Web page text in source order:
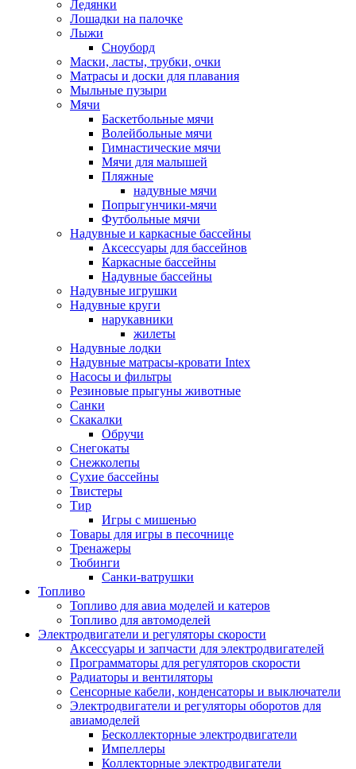
Ледянки
Лошадки на палочке
Лыжи
Сноуборд
Маски, ласты, трубки, очки
Матрасы и доски для плавания
Мыльные пузыри
Мячи
Баскетбольные мячи
Волейбольные мячи
Гимнастические мячи
Мячи для малышей
Пляжные
надувные мячи
Попрыгунчики-мячи
Футбольные мячи
Надувные и каркасные бассейны
Аксессуары для бассейнов
Каркасные бассейны
Надувные бассейны
Надувные игрушки
Надувные круги
нарукавники
жилеты
Надувные лодки
Надувные матрасы-кровати Intex
Насосы и фильтры
Резиновые прыгуны животные
Санки
Скакалки
Обручи
Снегокаты
Снежколепы
Сухие бассейны
Твистеры
Тир
Игры с мишенью
Товары для игры в песочнице
Тренажеры
Тюбинги
Санки-ватрушки
Топливо
Топливо для авиа моделей и катеров
Топливо для автомоделей
Электродвигатели и регуляторы скорости
Аксессуары и запчасти для электродвигателей
Программаторы для регуляторов скорости
Радиаторы и вентиляторы
Сенсорные кабели, конденсаторы и выключатели
Электродвигатели и регуляторы оборотов для
авиамоделей
Бесколлекторные электродвигатели
Импеллеры
Коллекторные электродвигатели